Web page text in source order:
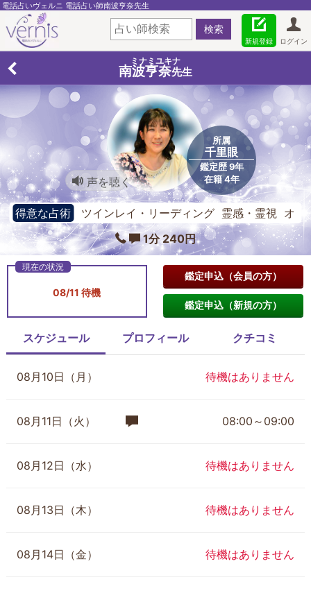
電話占いヴェルニ 電話占い師南波亨奈先生
ログイン
新規登録
ミナミユキナ
南波亨奈先生
所属
千里眼
鑑定歴 9年
在籍 4年
声を聴く
得意な占術
ツインレイ・リーディング 霊感・霊視 オ
ラクルカード
1分 240円
08/11 待機
鑑定申込（会員の方）
鑑定申込（新規の方）
スケジュール プロフィール クチコミ
08月10日（月） 待機はありません
08月11日（火） 08:00～09:00
08月12日（水） 待機はありません
08月13日（木） 待機はありません
08月14日（金） 待機はありません